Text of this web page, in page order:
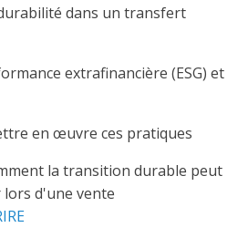
pour des travaux
et des documents
pour des travaux
douaniers
et autres documents
CMEQ
la main-d’œuvre
des répondants
dans un transfert
extrafinancière (ESG) et
en œuvre ces pratiques
la transition durable peut
d'une vente